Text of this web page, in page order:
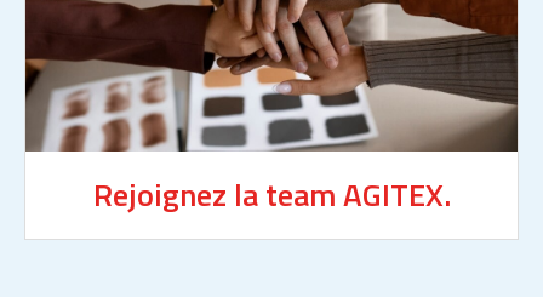
Rejoignez la team AGITEX.